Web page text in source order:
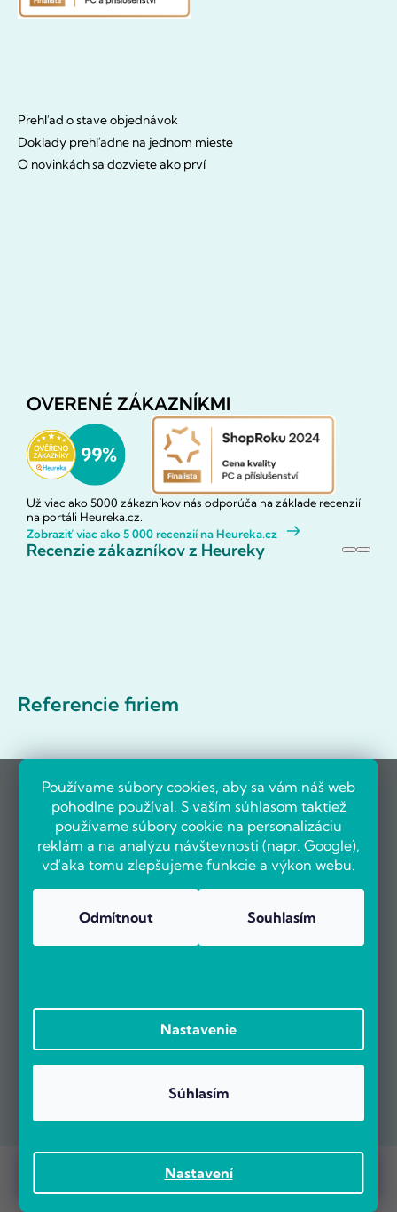
Používame súbory cookies, aby sa vám náš web
pohodlne používal. S vaším súhlasom taktiež
používame súbory cookie na personalizáciu
reklám a na analýzu návštevnosti (napr. Google),
vďaka tomu zlepšujeme funkcie a výkon webu.
Nastavení
Odmítnout Souhlasím
Nastavenie
Súhlasím
Prebieha Masaker cien! Navyše objednávky nad 100 EUR sú s
Prehľad o stave objednávok
Doklady prehľadne na jednom mieste
O novinkách sa dozviete ako prví
OVERENÉ ZÁKAZNÍKMI
Už viac ako 5000 zákazníkov nás odporúča na základe recenzií
na portáli Heureka.cz.
Zobraziť viac ako 5 000 recenzií na Heureka.cz
Recenzie zákazníkov z Heureky
Referencie firiem
Vytvoril Shoptet Premium
POČÍTÁRNA.SK . Všetky práva vyhradené.